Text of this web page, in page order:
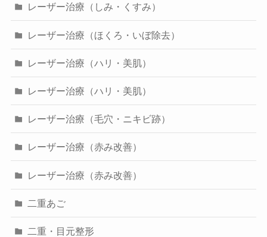
レーザー治療（しみ・くすみ）
レーザー治療（ほくろ・いぼ除去）
レーザー治療（ハリ・美肌）
レーザー治療（ハリ・美肌）
レーザー治療（毛穴・ニキビ跡）
レーザー治療（赤み改善）
レーザー治療（赤み改善）
二重あご
二重・目元整形